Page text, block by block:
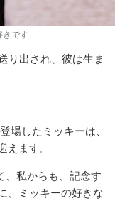
きです
り出され、彼は生ま
場したミッキーは、
ます。
、私からも、記念す
、ミッキーの好きな